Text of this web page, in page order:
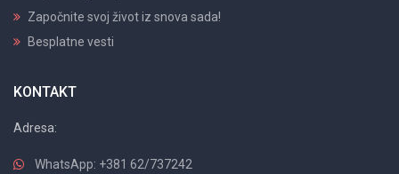
Započnite svoj život iz snova sada!
Besplatne vesti
KONTAKT
Adresa:
WhatsApp: +381 62/737242